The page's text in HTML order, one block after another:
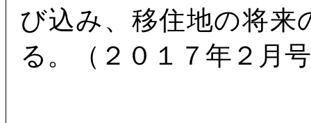
び込み、移住地の将来
る。（２０１７年２月